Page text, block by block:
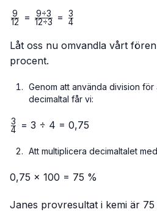
\frac{9}
12
9 = \frac{9
{12 ÷
3}
12÷3
9÷3 = \frac{3}
4
3
Låt oss nu omvandla vårt
procent.
Genom att använda division
decimaltal får vi:
\frac{3}
4
3 = 3 ÷ 4 = 0,75
Att multiplicera decimaltalet
0,75 × 100 = 75 %
Janes provresultat i kemi är 75